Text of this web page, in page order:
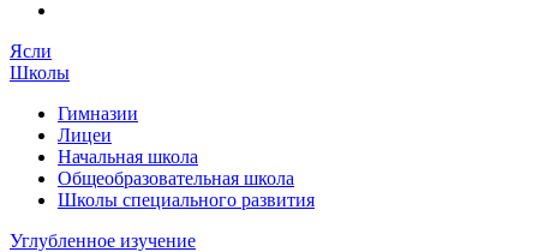
Ясли
Школы
Гимназии
Лицеи
Начальная школа
Общеобразовательная школа
Школы специального развития
Углубленное изучение